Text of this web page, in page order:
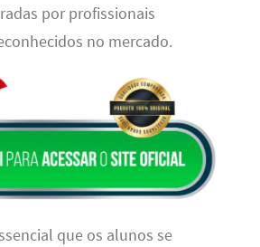
por profissionais
no mercado.
que os alunos se